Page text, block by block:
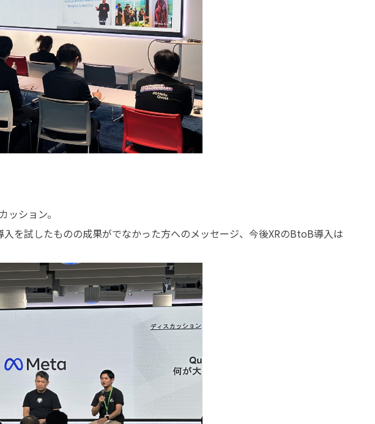
ション。
を試したものの成果がでなかった方へのメッセージ、今後XRのBtoB導入は